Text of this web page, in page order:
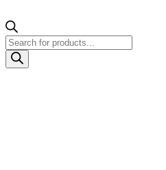
Products
search